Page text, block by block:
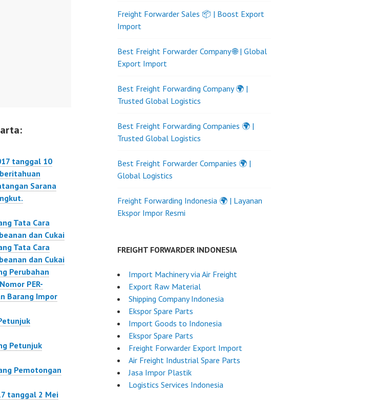
tanggal 10
Sarana
Tata Cara
dan Cukai
Tata Cara
dan Cukai
Perubahan
PER-
Barang Impor
Petunjuk
Pemotongan
tanggal 2 Mei
Freight Forwarder Sales 📦 | Boost Export
Import
Best Freight Forwarder Company 🌐 | Global
Export Import
Best Freight Forwarding Company 🌍 |
Trusted Global Logistics
Best Freight Forwarding Companies 🌍 |
Trusted Global Logistics
Best Freight Forwarder Companies 🌍 |
Global Logistics
Freight Forwarding Indonesia 🌍 | Layanan
Ekspor Impor Resmi
FREIGHT FORWARDER INDONESIA
Import Machinery via Air Freight
Export Raw Material
Shipping Company Indonesia
Ekspor Spare Parts
Import Goods to Indonesia
Ekspor Spare Parts
Freight Forwarder Export Import
Air Freight Industrial Spare Parts
Jasa Impor Plastik
Logistics Services Indonesia